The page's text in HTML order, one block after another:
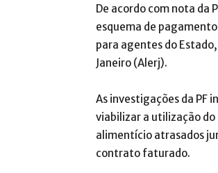
De acordo com nota da
esquema de
para agentes do
Janeiro (Alerj).
As investigações da PF
viabilizar a utilização
alimentício atrasados
contrato faturado.